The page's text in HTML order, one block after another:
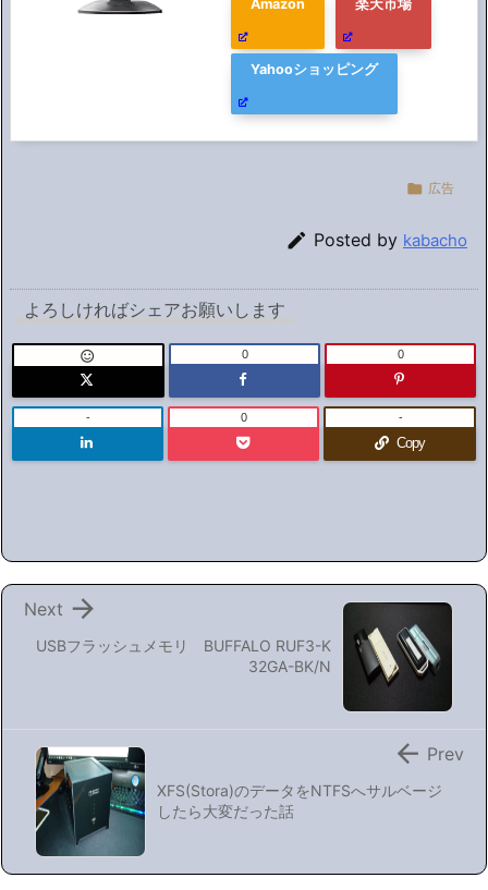
Amazon 楽天市場
Yahooショッピング
 広告
 Posted by kabacho
よろしければシェアお願いします
 0 0
- 0
Copy
-
USBフラッシュメモリ BUFFALO RUF3-K
32GA-BK/N

Next
XFS(Stora)のデータをNTFSへサルベージ
したら大変だった話
 Prev